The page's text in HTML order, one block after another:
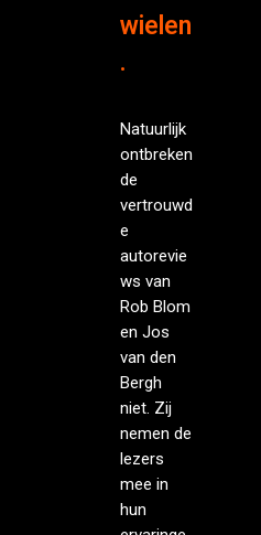
wielen
.
Natuurlijk
ontbreken
de
vertrouwd
e
autorevie
ws van
Rob Blom
en Jos
van den
Bergh
niet. Zij
nemen de
lezers
mee in
hun